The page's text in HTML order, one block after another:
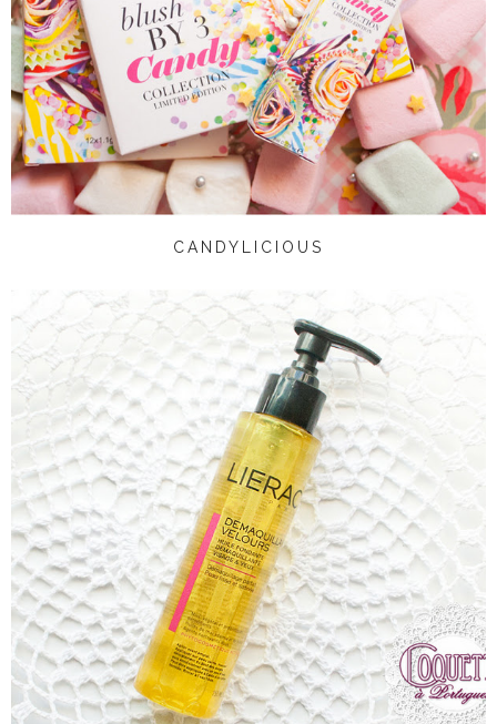
CANDYLICIOUS